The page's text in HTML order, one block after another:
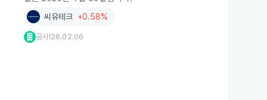
씨유테크 +0.58%
공시 26.02.06